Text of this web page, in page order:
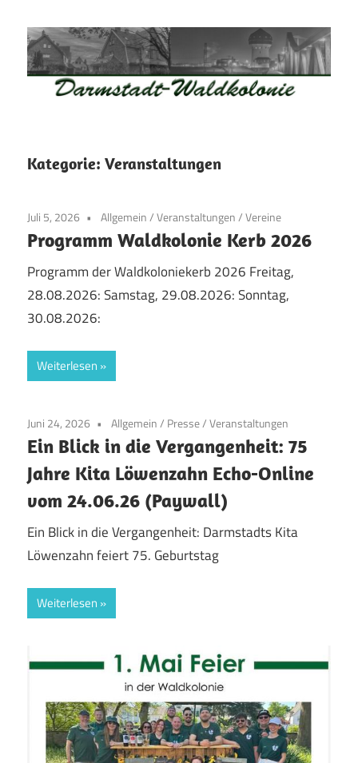
Inhalt
springen
Darmstadt
Altstadt
Weststadt
–
Darmstadt
Kategorie: Veranstaltungen
Juli 5, 2026 Allgemein/Veranstaltungen/Vereine
Programm Waldkolonie Kerb 2026
Programm der Waldkoloniekerb 2026 Freitag,
28.08.2026: Samstag, 29.08.2026: Sonntag,
30.08.2026:
Weiterlesen
Juni 24, 2026 Allgemein/ Presse/Veranstaltungen
Ein Blick in die Vergangenheit: 75
Jahre Kita Löwenzahn Echo-Online
vom 24.06.26 (Paywall)
Ein Blick in die Vergangenheit: Darmstadts Kita
Löwenzahn feiert 75. Geburtstag
Weiterlesen